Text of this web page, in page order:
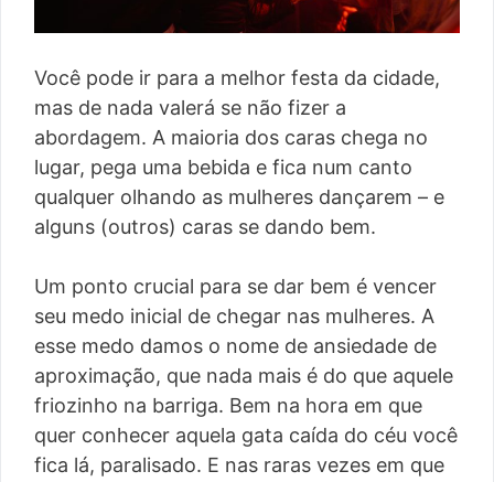
Você pode ir para a melhor festa da cidade,
mas de nada valerá se não fizer a
abordagem. A maioria dos caras chega no
lugar, pega uma bebida e fica num canto
qualquer olhando as mulheres dançarem – e
alguns (outros) caras se dando bem.
Um ponto crucial para se dar bem é vencer
seu medo inicial de chegar nas mulheres. A
esse medo damos o nome de ansiedade de
aproximação, que nada mais é do que aquele
friozinho na barriga. Bem na hora em que
quer conhecer aquela gata caída do céu você
fica lá, paralisado. E nas raras vezes em que